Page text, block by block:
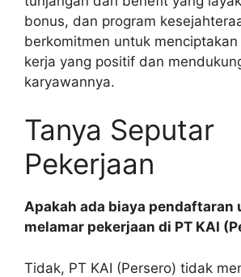
bonus, dan program
berkomitmen untuk menciptakan
kerja yang positif dan
karyawannya.
Tanya Seputar
Pekerjaan
Apakah ada biaya pendaftaran
melamar pekerjaan di PT KAI
Tidak, PT KAI (Persero) tidak